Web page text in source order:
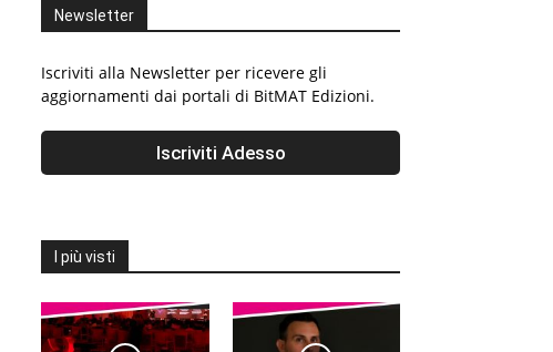
Newsletter
Iscriviti alla Newsletter per ricevere gli
aggiornamenti dai portali di BitMAT Edizioni.
I più visti